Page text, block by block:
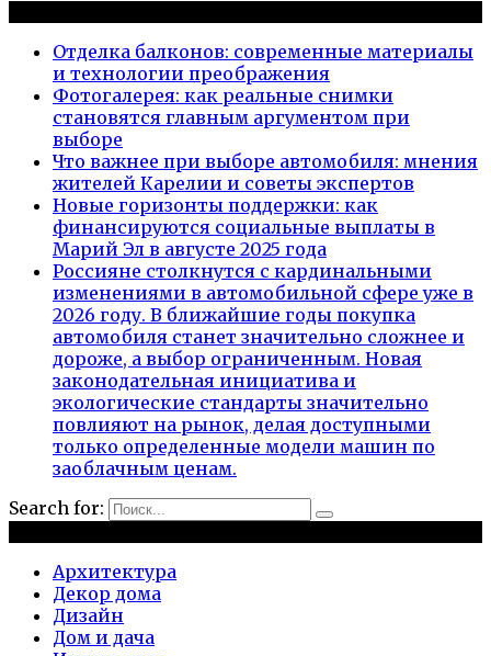
Отделка балконов: современные материалы
и технологии преображения
Фотогалерея: как реальные снимки
становятся главным аргументом при
выборе
Что важнее при выборе автомобиля: мнения
жителей Карелии и советы экспертов
Новые горизонты поддержки: как
финансируются социальные выплаты в
Марий Эл в августе 2025 года
Россияне столкнутся с кардинальными
изменениями в автомобильной сфере уже в
2026 году. В ближайшие годы покупка
автомобиля станет значительно сложнее и
дороже, а выбор ограниченным. Новая
законодательная инициатива и
экологические стандарты значительно
повлияют на рынок, делая доступными
только определенные модели машин по
заоблачным ценам.
Search for:
Архитектура
Декор дома
Дизайн
Дом и дача